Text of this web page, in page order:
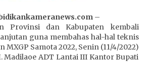
Rekomendasi dan
DPRD Sumbawa
–
Provinsi dan Kabupaten kembali
guna membahas hal-hal teknis
MXGP Samota 2022, Senin (11/4/2022)
Madilaoe ADT Lantai III Kantor Bupati